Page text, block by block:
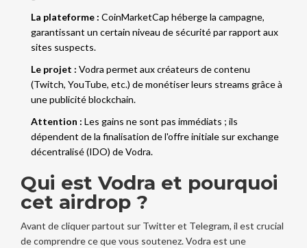
La plateforme : CoinMarketCap héberge la campagne,
garantissant un certain niveau de sécurité par rapport aux
sites suspects.
Le projet : Vodra permet aux créateurs de contenu
(Twitch, YouTube, etc.) de monétiser leurs streams grâce à
une publicité blockchain.
Attention : Les gains ne sont pas immédiats ; ils
dépendent de la finalisation de l'offre initiale sur exchange
décentralisé (IDO) de Vodra.
Qui est Vodra et pourquoi
cet airdrop ?
Avant de cliquer partout sur Twitter et Telegram, il est crucial
de comprendre ce que vous soutenez.Vodra est une